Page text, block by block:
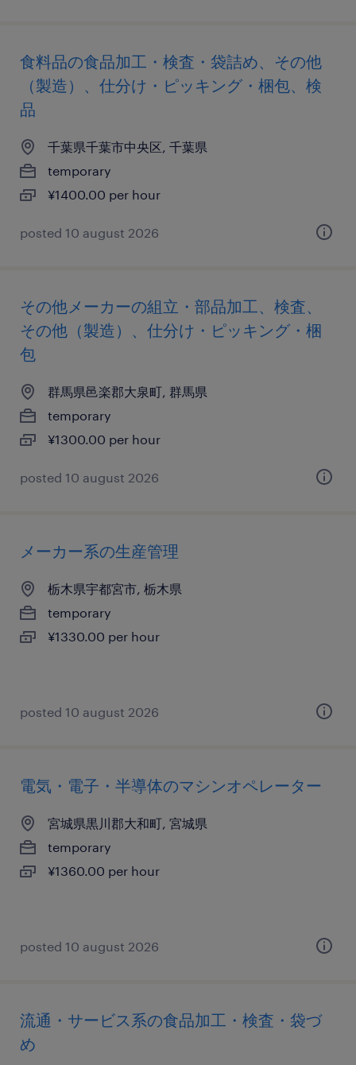
食料品の食品加工・検査・袋詰め、その他
（製造）、仕分け・ピッキング・梱包、検
品
千葉県千葉市中央区, 千葉県
temporary
¥1400.00 per hour
posted 10 august 2026
その他メーカーの組立・部品加工、検査、
その他（製造）、仕分け・ピッキング・梱
包
群馬県邑楽郡大泉町, 群馬県
temporary
¥1300.00 per hour
posted 10 august 2026
メーカー系の生産管理
栃木県宇都宮市, 栃木県
temporary
¥1330.00 per hour
posted 10 august 2026
電気・電子・半導体のマシンオペレーター
宮城県黒川郡大和町, 宮城県
temporary
¥1360.00 per hour
posted 10 august 2026
流通・サービス系の食品加工・検査・袋づ
め